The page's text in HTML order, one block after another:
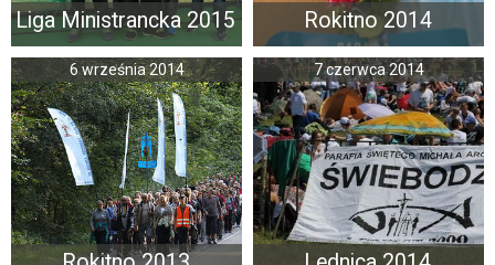
Liga Ministrancka 2015 Rokitno 2014
6 września 2014 7 czerwca 2014